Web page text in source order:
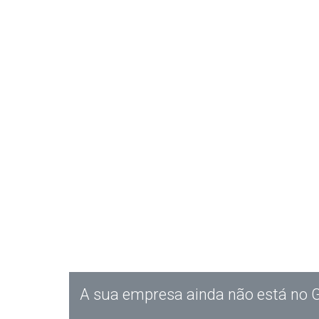
A sua empresa ainda não está no